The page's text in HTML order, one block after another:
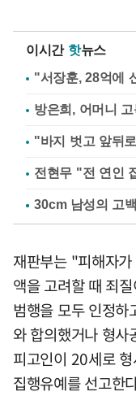
이시간 핫뉴스
"서장훈, 28억에
방은희, 어머니
"바지 벗고 앞뒤
전현무 "전 연인
재판부는 "피해자
액을 고려할 때 죄
범행을 모두 인정하
와 합의했거나 형사
피고인이 20세로
집행유예를 선고한